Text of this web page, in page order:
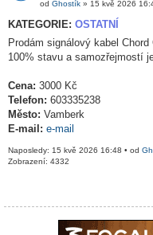
od Ghostík » 15 kvě 2026
KATEGORIE: OSTATNÍ
Prodám signálový kabel
100% stavu a samozřejmostí
Cena: 3000 Kč
Telefon: 603335238
Město: Vamberk
E-mail: e-mail
Naposledy: 15 kvě 2026 16:48 • od
Zobrazení: 4332